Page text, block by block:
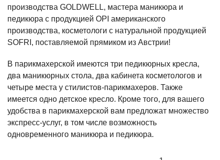
производства GOLDWELL, мастера маникюра и
педикюра с продукцией OPI американского
производства, косметологи с натуральной продукцией
SOFRI, поставляемой прямиком из Австрии!
В парикмахерской имеются три педикюрных кресла,
два маникюрных стола, два кабинета косметологов и
четыре места у стилистов-парикмахеров. Также
имеется одно детское кресло. Кроме того, для вашего
удобства в парикмахерской вам предложат множество
экспресс-услуг, в том числе возможность
одновременного маникюра и педикюра.